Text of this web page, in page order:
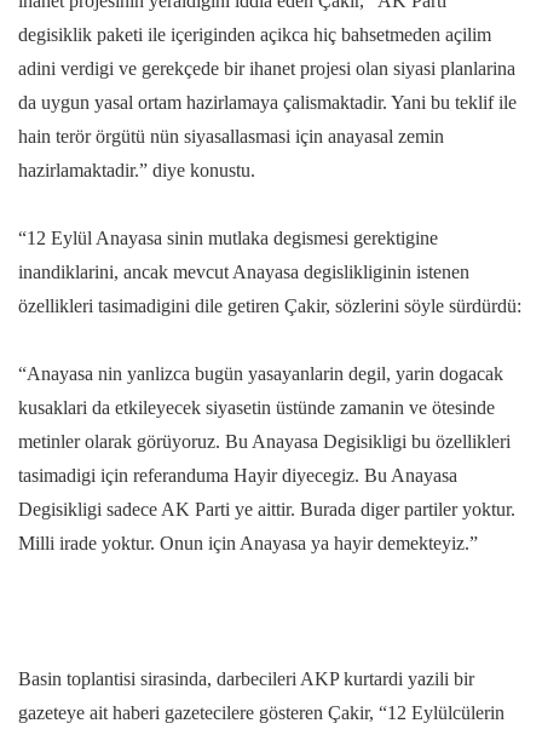
degisiklik paketi ile içeriginden açikca hiç bahsetmeden açilim
adini verdigi ve gerekçede bir ihanet projesi olan siyasi planlarina
da uygun yasal ortam hazirlamaya çalismaktadir. Yani bu teklif ile
hain terör örgütü nün siyasallasmasi için anayasal zemin
hazirlamaktadir.” diye konustu.
“12 Eylül Anayasa sinin mutlaka degismesi gerektigine
inandiklarini, ancak mevcut Anayasa degislikliginin istenen
özellikleri tasimadigini dile getiren Çakir, sözlerini söyle sürdürdü:
“Anayasa nin yanlizca bugün yasayanlarin degil, yarin dogacak
kusaklari da etkileyecek siyasetin üstünde zamanin ve ötesinde
metinler olarak görüyoruz. Bu Anayasa Degisikligi bu özellikleri
tasimadigi için referanduma Hayir diyecegiz. Bu Anayasa
Degisikligi sadece AK Parti ye aittir. Burada diger partiler yoktur.
Milli irade yoktur. Onun için Anayasa ya hayir demekteyiz.”
Basin toplantisi sirasinda, darbecileri AKP kurtardi yazili bir
gazeteye ait haberi gazetecilere gösteren Çakir, “12 Eylülcülerin